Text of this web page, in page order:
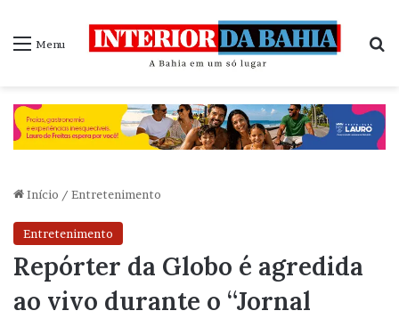
Menu
Início / Entretenimento
Entretenimento
Repórter da Globo é agredida
ao vivo durante o “Jornal